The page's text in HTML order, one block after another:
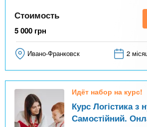
Стоимость
5 000 грн
Ивано-Франковск 2
Идёт набор на курс!
Курс Логістика з
Самостійний.